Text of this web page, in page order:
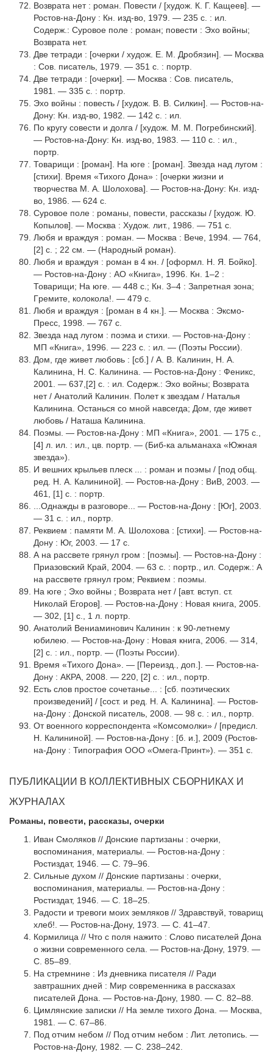
Возврата нет : роман. Повести / [худож. К. Г. Кащеев]. —
Ростов-на-Дону : Кн. изд-во, 1979. — 235 с. : ил.
Содерж.: Суровое поле : роман; повести : Эхо войны;
Возврата нет.
Две тетради : [очерки / худож. Е. М. Дробязин]. — Москва
: Сов. писатель, 1979. — 351 с. : портр.
Две тетради : [очерки]. — Москва : Сов. писатель,
1981. — 335 с. : портр.
Эхо войны : повесть / [худож. В. В. Силкин]. — Ростов-на-
Дону: Кн. изд-во, 1982. — 142 с. : ил.
По кругу совести и долга / [худож. М. М. Погребинский].
— Ростов-на-Дону: Кн. изд-во, 1983. — 110 с. : ил.,
портр.
Товарищи : [роман]. На юге : [роман]. Звезда над лугом :
[стихи]. Время «Тихого Дона» : [очерки жизни и
творчества М. А. Шолохова]. — Ростов-на-Дону: Кн. изд-
во, 1986. — 624 с.
Суровое поле : романы, повести, рассказы / [худож. Ю.
Копылов]. — Москва : Худож. лит., 1986. — 751 с.
Любя и враждуя : роман. — Москва : Вече, 1994. — 764,
[2] с. ; 22 см. — (Народный роман).
Любя и вpаждуя : роман в 4 кн. / [офоpмл. H. Я. Бойко].
— Ростов-на-Дону : АО «Книга», 1996. Кн. 1–2 :
Товаpищи; Hа юге. — 448 с.; Кн. 3–4 : Запpетная зона;
Гpемите, колокола!. — 479 с.
Любя и враждуя : [роман в 4 кн.]. — Москва : Эксмо-
Пресс, 1998. — 767 с.
Звезда над лугом : поэма и стихи. — Ростов-на-Дону :
МП «Книга», 1996. — 223 с. : ил. — (Поэты России).
Дом, где живет любовь : [сб.] / А. В. Калинин, Н. А.
Калинина, Н. С. Калинина. — Ростов-на-Дону : Феникс,
2001. — 637,[2] с. : ил. Содерж.: Эхо войны; Возврата
нет / Анатолий Калинин. Полет к звездам / Наталья
Калинина. Останься со мной навсегда; Дом, где живет
любовь / Наташа Калинина.
Поэмы. — Ростов-на-Дону : МП «Книга», 2001. — 175 с.,
[4] л. ил. : ил., цв. портр. — (Биб-ка альманаха «Южная
звезда»).
И вешних крыльев плеск ... : роман и поэмы / [под общ.
ред. Н. А. Калининой]. — Ростов-на-Дону : ВиВ, 2003. —
461, [1] с. : портр.
...Однажды в разговоре... — Ростов-на-Дону : [Юг], 2003.
— 31 с. : ил., портр.
Реквием : памяти М. А. Шолохова : [стихи]. — Ростов-на-
Дону : Юг, 2003. — 17 с.
А на рассвете грянул гром : [поэмы]. — Ростов-на-Дону :
Приазовский Край, 2004. — 63 с. : портр., ил. Содерж.: А
на рассвете грянул гром; Реквием : поэмы.
На юге ; Эхо войны ; Возврата нет / [авт. вступ. ст.
Николай Егоров]. — Ростов-на-Дону : Новая книга, 2005.
— 302, [1] с., 1 л. портр.
Анатолий Вениаминович Калинин : к 90-летнему
юбилею. — Ростов-на-Дону : Новая книга, 2006. — 314,
[2] с. : ил., портр. — (Поэты России).
Время «Тихого Дона». — [Переизд., доп.]. — Ростов-на-
Дону : АКРА, 2008. — 220, [2] с. : ил., портр.
Есть слов простое сочетанье... : [сб. поэтических
произведений] / [сост. и ред. Н. А. Калинина]. — Ростов-
на-Дону : Донской писатель, 2008. — 98 с. : ил., портр.
От военного корреспондента «Комсомолки» / [предисл.
Н. Калининой]. — Ростов-на-Дону : [б. и.], 2009 (Ростов-
на-Дону : Типография ООО «Омега-Принт»). — 351 с.
ПУБЛИКАЦИИ В КОЛЛЕКТИВНЫХ СБОРНИКАХ И
ЖУРНАЛАХ
Романы, повести, рассказы, очерки
Иван Смоляков // Донские партизаны : очерки,
воспоминания, материалы. — Ростов-на-Дону :
Ростиздат, 1946. — С. 79–96.
Сильные духом // Донские партизаны : очерки,
воспоминания, материалы. — Ростов-на-Дону :
Ростиздат, 1946. — С. 18–25.
Радости и тревоги моих земляков // Здравствуй, товарищ
хлеб!. — Ростов-на-Дону, 1973. — С. 41–47.
Кормилица // Что с поля нажито : Слово писателей Дона
о жизни современного села. — Ростов-на-Дону, 1979. —
С. 85–89.
На стремнине : Из дневника писателя // Ради
завтрашних дней : Мир современника в рассказах
писателей Дона. — Ростов-на-Дону, 1980. — С. 82–88.
Цимлянские записки // На земле тихого Дона. — Москва,
1981. — С. 67–86.
Под отчим небом // Под отчим небом : Лит. летопись. —
Ростов-на-Дону, 1982. — С. 238–242.